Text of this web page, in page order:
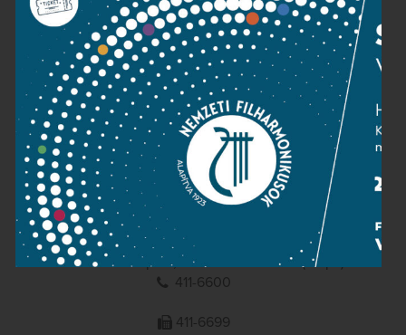
Adatvédelem
Impresszum
NEMZETI
FILHARMONIKUSOK
1095 Budapest, Komor Marcell u. 1. (Müpa)
411-6600
411-6699